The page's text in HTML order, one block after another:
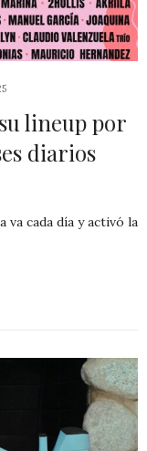
lineup por
diarios
cada día y activó la